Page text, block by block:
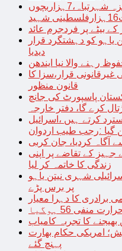
حماس اسرائیل جنگ،2ماہ مکمل: غزہ شہرتباہ،7ہزاربچوں
بیٹے پر فردجرم عائد
یاہو کو دہشتگرد قرار
دیدیا
رہنے والا نیا ایندھن
قرار،سزا کا
قانون منظور
پاسپورٹ کی جانچ
کرے گا، دفتر خارجہ
کرتے ہیں ،اسرائیل
گیا :رجب طیب اردوان
کردیا، جان کربی
نے جہیز کے تقاضے پر اپنی
زندگی کا خاتمہ کر لیا
شہری نیتن یاہو
پر برس پڑے
برادری کا دہرا معیار
منفی 56 ہوگیا
بھیجنے کا تجربہ کامیاب
امریکی حکام بھارت
پہنچ گئے